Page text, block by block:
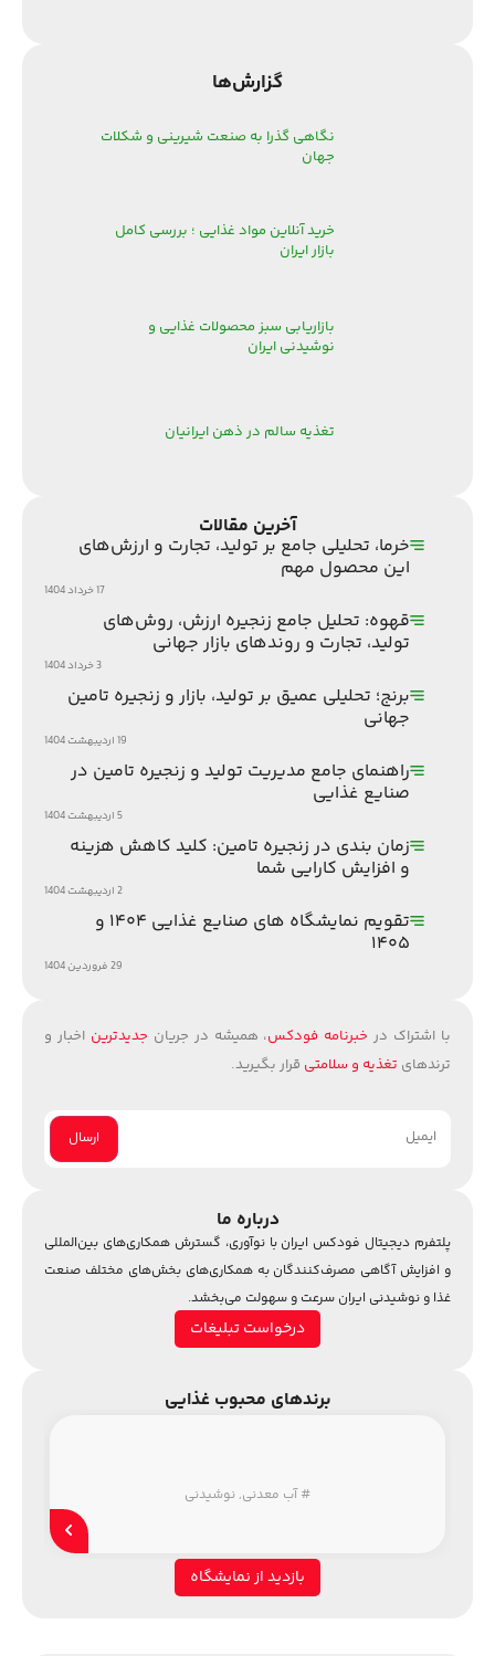
گزارش‌‌ها
نگاهی گذرا به صنعت شیرینی و شکلات
جهان
خرید آنلاین مواد غذایی ؛ بررسی کامل
بازار ایران
بازاریابی سبز محصولات غذایی و
نوشیدنی ایران
تغذیه سالم در ذهن ایرانیان
آخرین مقالات
خرما، تحلیلی جامع بر تولید، تجارت و ارزش‌های
این محصول مهم
17 خرداد 1404
قهوه: تحلیل جامع زنجیره ارزش، روش‌های
تولید، تجارت و روندهای بازار جهانی
3 خرداد 1404
برنج؛ تحلیلی عمیق بر تولید، بازار و زنجیره تامین
جهانی
19 اردیبهشت 1404
راهنمای جامع مدیریت تولید و زنجیره تامین در
صنایع غذایی
5 اردیبهشت 1404
زمان بندی در زنجیره تامین: کلید کاهش هزینه
و افزایش کارایی شما
2 اردیبهشت 1404
تقویم نمایشگاه های صنایع غذایی ۱۴۰۴ و
۱۴۰۵
29 فروردین 1404
با اشتراک در خبرنامه فودکس، همیشه در جریان جدیدترین اخبار و
ترندهای تغذیه و سلامتی قرار بگیرید.
درباره ما
پلتفرم دیجیتال فودکس ایران با نوآوری، گسترش همکاری‌های بین‌المللی
و افزایش آگاهی مصرف‌کنندگان به همکاری‌های بخش‌های مختلف صنعت
غذا و نوشیدنی ایران سرعت و سهولت می‌بخشد.
درخواست تبلیغات
برندهای محبوب غذایی
# آب معدنی, نوشیدنی
بازدید از نمایشگاه